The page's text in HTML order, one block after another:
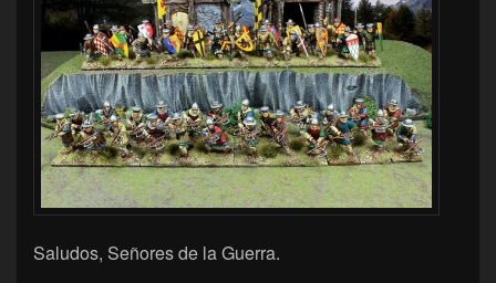
Saludos, Señores de la Guerra.